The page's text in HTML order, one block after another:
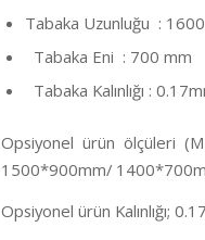
Tabaka Uzunluğu :
Tabaka Eni : 700 mm
Tabaka Kalınlığı :
Opsiyonel ürün ölçüleri
1500*900mm/
Opsiyonel ürün Kalınlığı;